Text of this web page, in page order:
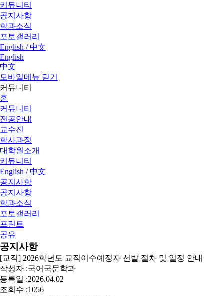
커뮤니티
공지사항
학과소식
포토갤러리
English / 中文
English
中文
모바일메뉴 닫기
커뮤니티
홈
커뮤니티
전공안내
교수진
학사과정
대학원소개
커뮤니티
English / 中文
공지사항
공지사항
학과소식
포토갤러리
프린트
공유
공지사항
[교직] 2026학년도 교직이수예정자 선발 절차 및 일정 안내
작성자 :국어국문학과
등록일 :2026.04.02
조회수 :1056